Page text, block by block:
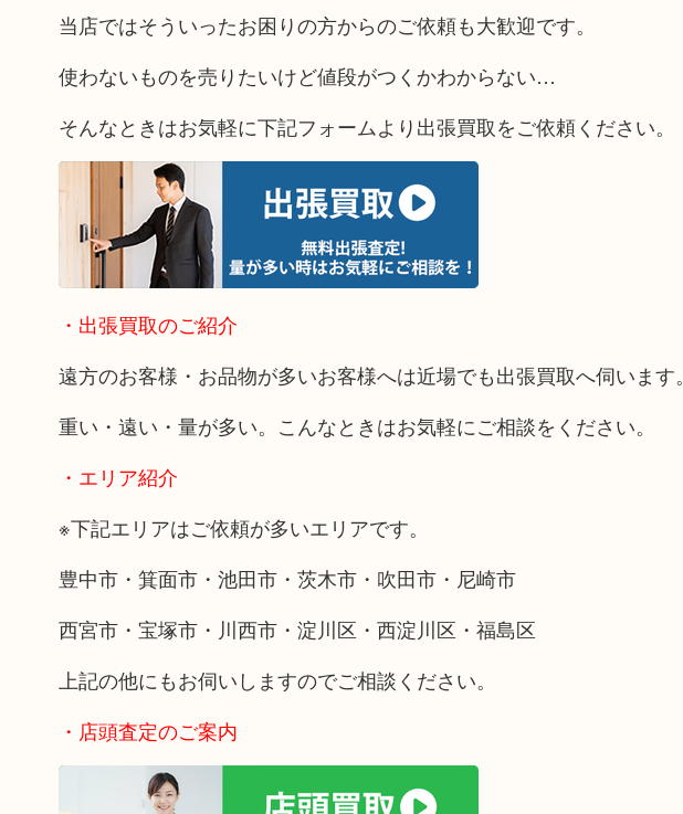
当店ではそういったお困りの方からのご依頼も大歓迎です。
使わないものを売りたいけど値段がつくかわからない…
そんなときはお気軽に下記フォームより出張買取をご依頼ください。
・出張買取のご紹介
遠方のお客様・お品物が多いお客様へは近場でも出張買取へ伺います。
重い・遠い・量が多い。こんなときはお気軽にご相談をください。
・エリア紹介
※下記エリアはご依頼が多いエリアです。
豊中市・箕面市・池田市・茨木市・吹田市・尼崎市
西宮市・宝塚市・川西市・淀川区・西淀川区・福島区
上記の他にもお伺いしますのでご相談ください。
・店頭査定のご案内